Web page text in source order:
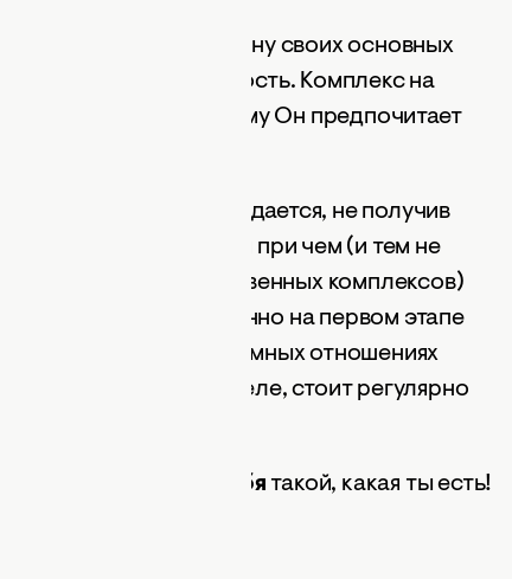
, это понять причину своих основных
он у женщин – внешность. Комплекс на
в математике) – почему Он предпочитает
либо Он самоутверждается, не получив
тогда ты здесь ни при чем (и тем не
Либо ты (из-за собственных комплексов)
, особенно на первом этапе
Ты не даешь ему в интимных отношениях
Этому, на самом деле, стоит регулярно
полюбить себя такой, какая ты есть!